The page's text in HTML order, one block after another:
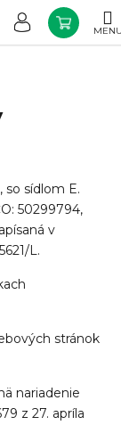
KOŠÍK
, so sídlom E.
50299794,
v
L.
stránok
nariadenie
z 27. apríla